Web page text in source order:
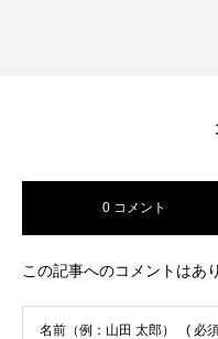
0 コメント
この記事へのコメントはあ
名前（例：山田 太郎） ( 必